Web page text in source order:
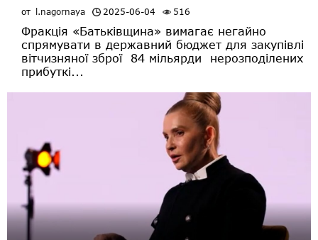
от l.nagornaya 2025-06-04 516
Фракція «Батьківщина» вимагає негайно
спрямувати в державний бюджет для закупівлі
вітчизняної зброї 84 мільярди нерозподілених
прибуткі...